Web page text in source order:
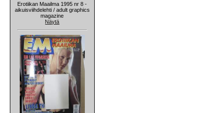
Erotiikan Maailma 1995 nr 8 -
aikuisviihdelehti / adult graphics
magazine
Näytä